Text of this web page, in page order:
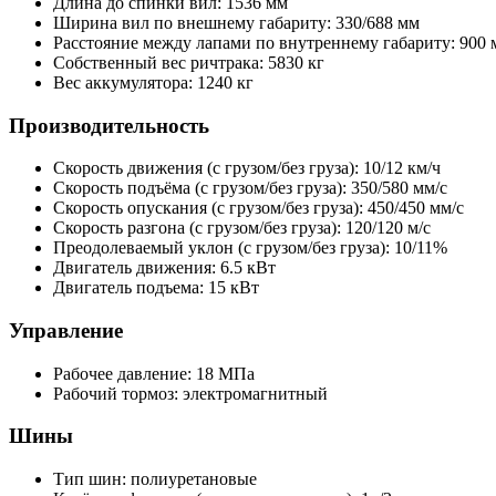
Ширина вил по внешнему габариту: 330/688 мм
Расстояние между лапами по внутреннему габариту: 900
Собственный вес ричтрака: 5830 кг
Вес аккумулятора: 1240 кг
Производительность
Скорость движения (с грузом/без груза): 10/12 км/ч
Скорость подъёма (с грузом/без груза): 350/580 мм/с
Скорость опускания (с грузом/без груза): 450/450 мм/с
Скорость разгона (с грузом/без груза): 120/120 м/с
Преодолеваемый уклон (с грузом/без груза): 10/11%
Двигатель движения: 6.5 кВт
Двигатель подъема: 15 кВт
Управление
Рабочее давление: 18 МПа
Рабочий тормоз: электромагнитный
Шины
Тип шин: полиуретановые